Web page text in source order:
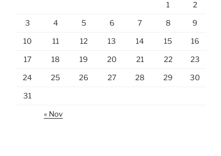
1 2
3 4 5 6 7 8 9
10 11 12 13 14 15 16
17 18 19 20 21 22 23
24 25 26 27 28 29 30
31
« Nov